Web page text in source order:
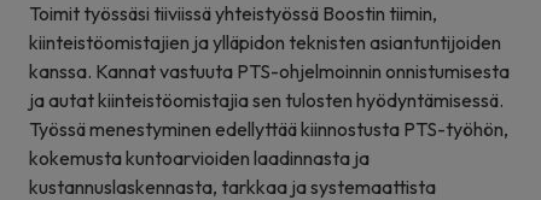
Toimit työssäsi tiiviissä yhteistyössä Boostin tiimin,
kiinteistöomistajien ja ylläpidon teknisten asiantuntijoiden
kanssa. Kannat vastuuta PTS-ohjelmoinnin onnistumisesta
ja autat kiinteistöomistajia sen tulosten hyödyntämisessä.
Työssä menestyminen edellyttää kiinnostusta PTS-työhön,
kokemusta kuntoarvioiden laadinnasta ja
kustannuslaskennasta, tarkkaa ja systemaattista